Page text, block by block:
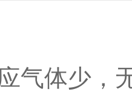
气体少，